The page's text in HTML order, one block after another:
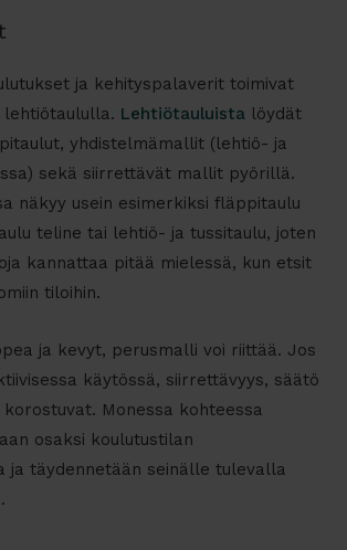
ja kehityspalaverit toimivat
lehtiötaululla. Lehtiötauluista löydät
yhdistelmämallit (lehtiö- ja
sekä siirrettävät mallit pyörillä.
näkyy usein esimerkiksi fläppitaulu
teline tai lehtiö- ja tussitaulu, joten
kannattaa pitää mielessä, kun etsit
tiloihin.
ja kevyt, perusmalli voi riittää. Jos
käytössä, siirrettävyys, säätö
Monessa kohteessa
osaksi koulutustilan
ja täydennetään seinälle tulevalla